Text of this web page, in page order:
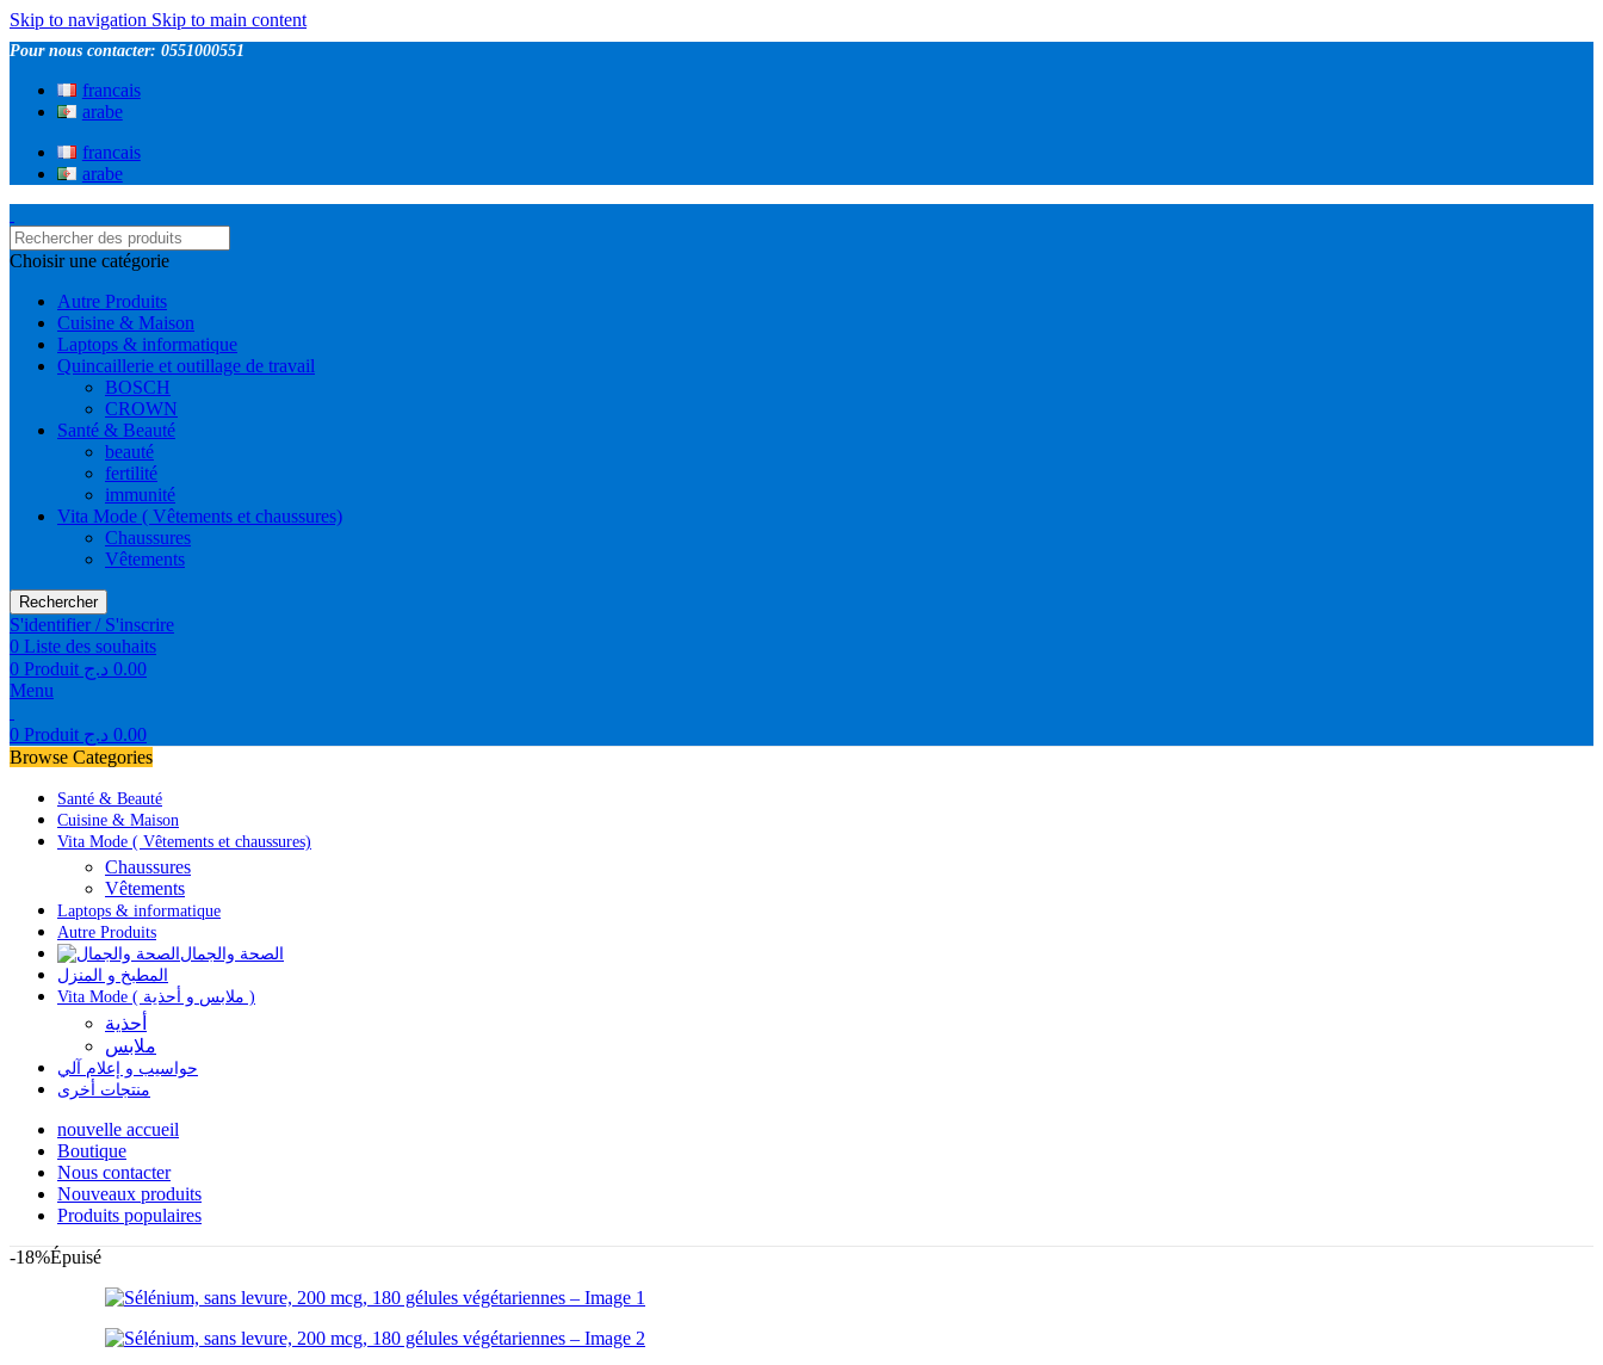
Skip to navigation Skip to main content
Pour nous contacter: 0551000551
francais
arabe
francais
arabe
Choisir une catégorie
Autre Produits
Cuisine & Maison
Laptops & informatique
Quincaillerie et outillage de travail
BOSCH
CROWN
Santé & Beauté
beauté
fertilité
immunité
Vita Mode ( Vêtements et chaussures)
Chaussures
Vêtements
Rechercher
S'identifier / S'inscrire
0 Liste des souhaits
0 Produit 0.00 د.ج
Menu
0 Produit 0.00 د.ج
Browse Categories
Santé & Beauté
Cuisine & Maison
Vita Mode ( Vêtements et chaussures)
Chaussures
Vêtements
Laptops & informatique
Autre Produits
الصحة والجمال
المطبخ و المنزل
Vita Mode ( ملابس و أحذية )
أحذية
ملابس
حواسيب و إعلام آلي
منتجات أخرى
nouvelle accueil
Boutique
Nous contacter
Nouveaux produits
Produits populaires
-18%Épuisé